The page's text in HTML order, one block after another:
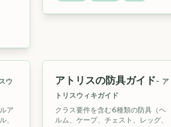
ウ
ア
アトリスの防具ガイド- ア
トリスウィキガイド
クラス要件を含む6種類の防具（ヘ
ルム、ケープ、チェスト、レッグ、